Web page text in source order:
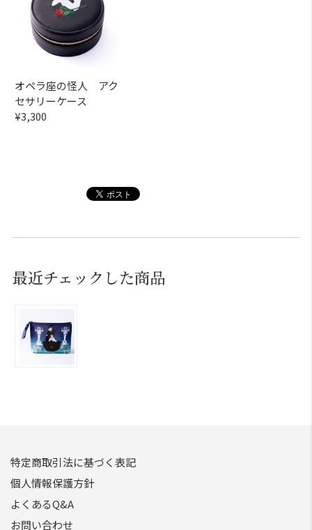
オペラ座の怪人 アク
セサリーケース
¥3,300
最近チェックした商品
特定商取引法に基づく表記
個人情報保護方針
よくあるQ&A
お問い合わせ